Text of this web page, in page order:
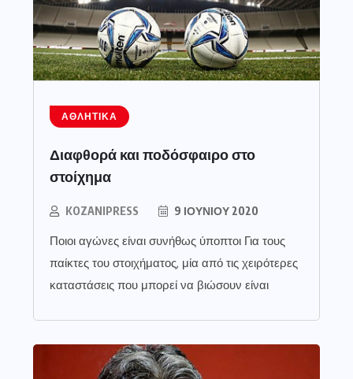
ΑΘΛΗΤΙΚΆ
Διαφθορά και ποδόσφαιρο στο
στοίχημα
KOZANIPRESS 9 ΙΟΥΝΊΟΥ 2020
Ποιοι αγώνες είναι συνήθως ύποπτοι Για τους
παίκτες του στοιχήματος, μία από τις χειρότερες
καταστάσεις που μπορεί να βιώσουν είναι